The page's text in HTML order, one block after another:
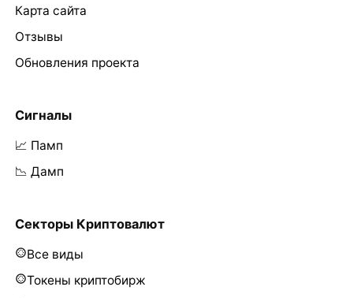
Карта сайта
Отзывы
Обновления проекта
Сигналы
📈 Памп
📉 Дамп
Секторы Криптовалют
Все виды
Токены криптобирж